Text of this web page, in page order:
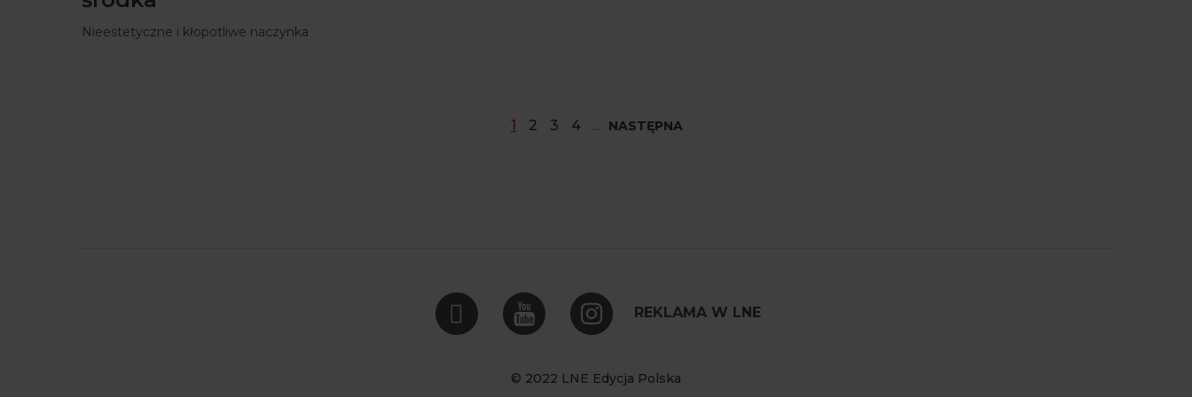
Nieestetyczne i kłopotliwe naczynka
1 2 3 4
REKLAMA W LNE
© 2022 LNE Edycja Polska